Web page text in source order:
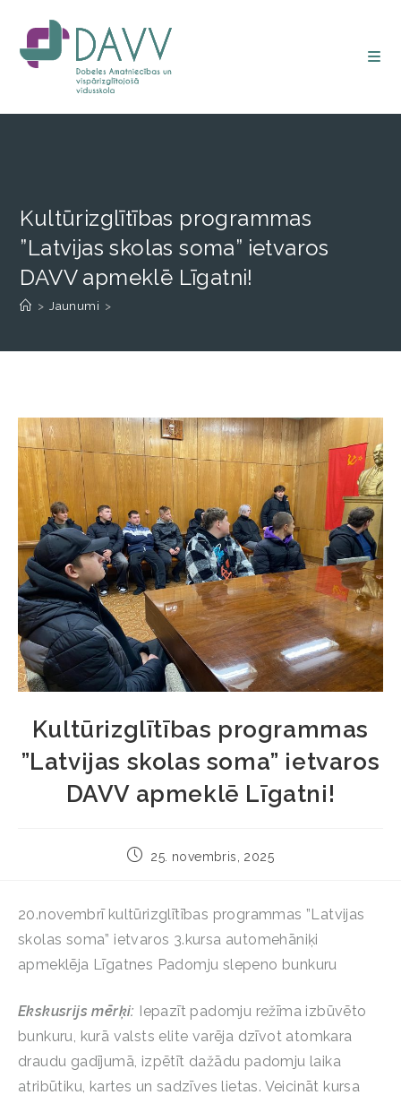
Kultūrizglītības programmas
”Latvijas skolas soma” ietvaros
DAVV apmeklē Līgatni!
> Jaunumi >
Kultūrizglītības programmas
”Latvijas skolas soma” ietvaros
DAVV apmeklē Līgatni!
25. novembris, 2025
20.novembrī kultūrizglītības programmas ”Latvijas
skolas soma” ietvaros 3.kursa automehāniķi
apmeklēja Līgatnes Padomju slepeno bunkuru
Ekskusrijs mērķi: Iepazīt padomju režīma izbūvēto
bunkuru, kurā valsts elite varēja dzīvot atomkara
draudu gadījumā, izpētīt dažādu padomju laika
atribūtiku, kartes un sadzīves lietas. Veicināt kursa